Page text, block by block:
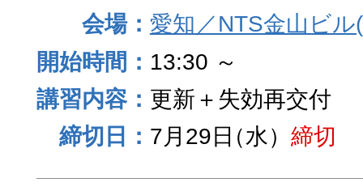
愛知／NTS金山ビ
13:30 ～
更新＋失効再交付
7月29日（水） 締切